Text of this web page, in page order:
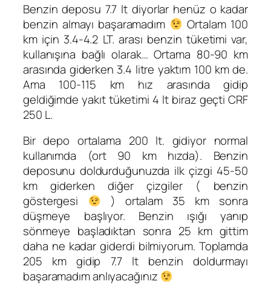
Benzin deposu 7.7 lt diyorlar henüz o kadar
benzin almayı başaramadım
Ortalam 100
km için 3.4-4.2 LT. arası benzin tüketimi var,
kullanışına bağlı olarak… Ortama 80-90 km
arasında giderken 3.4 litre yaktım 100 km de.
Ama 100-115 km hız arasında gidip
geldiğimde yakıt tüketimi 4 lt biraz geçti CRF
250 L.
Bir depo ortalama 200 lt. gidiyor normal
kullanımda (ort 90 km hızda). Benzin
deposunu doldurduğunuzda ilk çizgi 45-50
km giderken diğer çizgiler ( benzin
göstergesi
) ortalam 35 km sonra
düşmeye başlıyor. Benzin ışığı yanıp
sönmeye başladıktan sonra 25 km gittim
daha ne kadar giderdi bilmiyorum. Toplamda
205 km gidip 7.7 lt benzin doldurmayı
başaramadım anlıyacağınız